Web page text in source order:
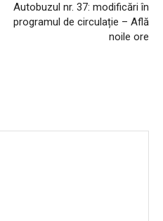
Autobuzul nr. 37: modificări în
programul de circulație – Află
noile ore